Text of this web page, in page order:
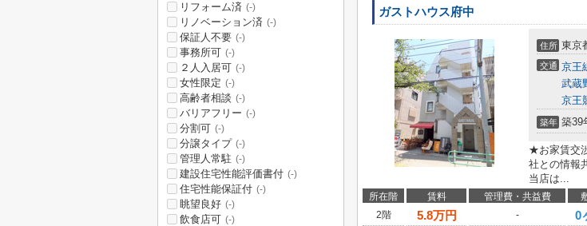
ガストハウス府中
住所 東京
交通 京王
武蔵
京王
築年 築39
★お家賃交
社との情報
当店は...
所在階 賃料 管理費・共益費
2階
5.8万円 - 0
リフォーム済 (-)
リノベーション済 (-)
保証人不要 (-)
事務所可 (-)
２人入居可 (-)
女性限定 (-)
高齢者相談 (-)
バリアフリー (-)
分割可 (-)
分譲タイプ (-)
管理人常駐 (-)
建設住宅性能評価書付 (-)
住宅性能保証付 (-)
眺望良好 (-)
飲食店可 (-)